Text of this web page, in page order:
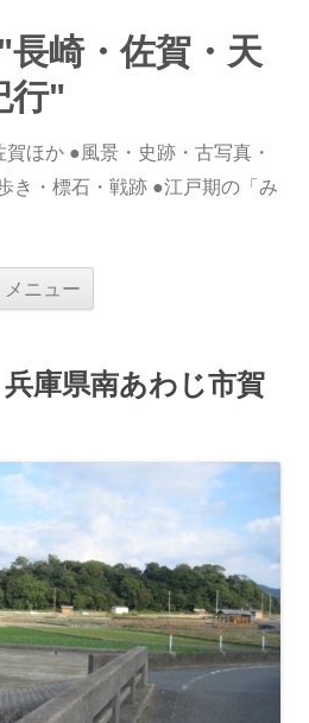
崎・佐賀・天
行"
ほか ●風景・史跡・古写真・
き・標石・戦跡 ●江戸期の「み
メニュー
ス
キ
県南あわじ市賀